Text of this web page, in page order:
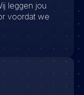
leggen jou
voordat we